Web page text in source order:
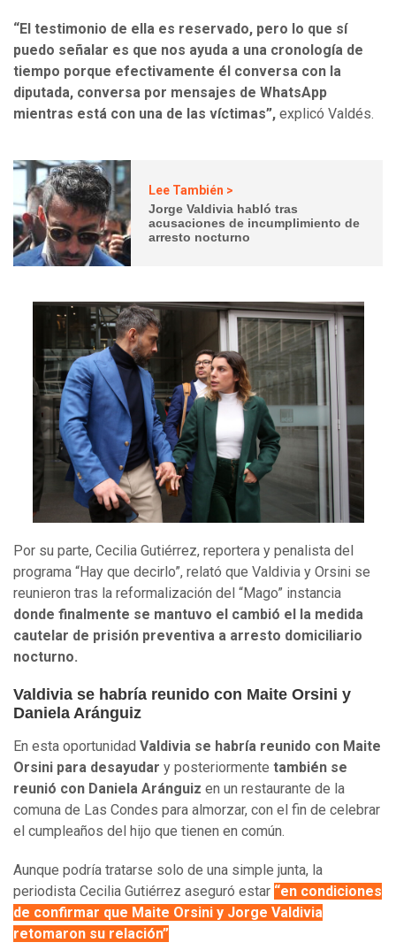
“El testimonio de ella es reservado, pero lo que sí
puedo señalar es que nos ayuda a una cronología de
tiempo porque efectivamente él conversa con la
diputada, conversa por mensajes de WhatsApp
mientras está con una de las víctimas”, explicó Valdés.
Lee También >
Jorge Valdivia habló tras
acusaciones de incumplimiento de
arresto nocturno
Por su parte, Cecilia Gutiérrez, reportera y penalista del
programa “Hay que decirlo”, relató que Valdivia y Orsini se
reunieron tras la reformalización del “Mago” instancia
donde finalmente se mantuvo el cambió el la medida
cautelar de prisión preventiva a arresto domiciliario
nocturno.
Valdivia se habría reunido con Maite Orsini y
Daniela Aránguiz
En esta oportunidad Valdivia se habría reunido con Maite
Orsini para desayudar y posteriormente también se
reunió con Daniela Aránguiz en un restaurante de la
comuna de Las Condes para almorzar, con el fin de celebrar
el cumpleaños del hijo que tienen en común.
Aunque podría tratarse solo de una simple junta, la
periodista Cecilia Gutiérrez aseguró estar “en condiciones
de confirmar que Maite Orsini y Jorge Valdivia
retomaron su relación”